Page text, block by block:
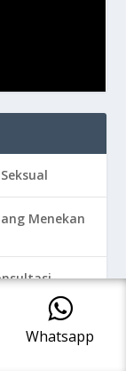
Menekan
–Whatsapp